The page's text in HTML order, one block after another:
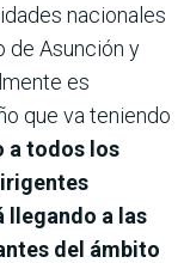
nacionales
de Asunción y
es
que va teniendo
a todos los
llegando a las
del ámbito